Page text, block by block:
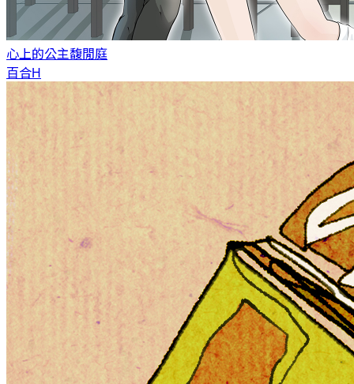
心上的公主馥閒庭
百合H